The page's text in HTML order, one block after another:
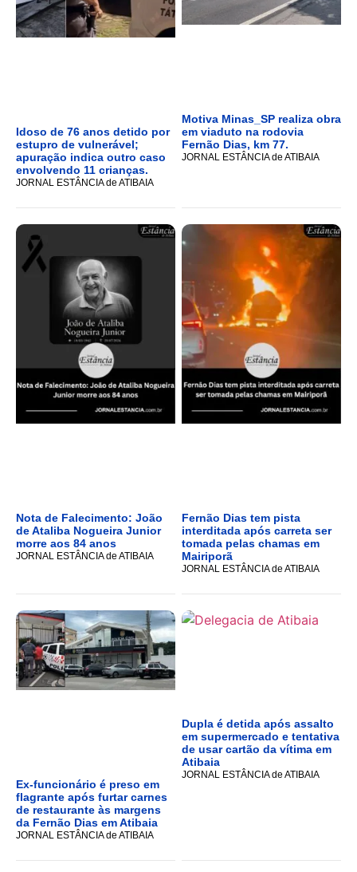
Idoso de 76 anos detido por
estupro de vulnerável;
apuração indica outro caso
envolvendo 11 crianças.
JORNAL ESTÂNCIA de ATIBAIA
Motiva Minas_SP realiza obra
em viaduto na rodovia
Fernão Dias, km 77.
JORNAL ESTÂNCIA de ATIBAIA
Nota de Falecimento: João
de Ataliba Nogueira Junior
morre aos 84 anos
JORNAL ESTÂNCIA de ATIBAIA
Fernão Dias tem pista
interditada após carreta ser
tomada pelas chamas em
Mairiporã
JORNAL ESTÂNCIA de ATIBAIA
Ex-funcionário é preso em
flagrante após furtar carnes
de restaurante às margens
da Fernão Dias em Atibaia
JORNAL ESTÂNCIA de ATIBAIA
Dupla é detida após assalto
em supermercado e tentativa
de usar cartão da vítima em
Atibaia
JORNAL ESTÂNCIA de ATIBAIA